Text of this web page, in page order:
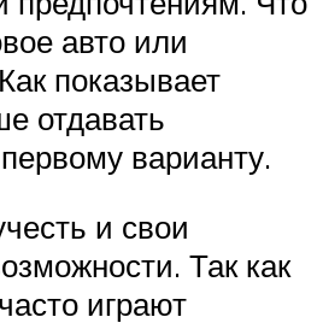
авто или
показывает
отдавать
варианту.
и свои
Так как
играют